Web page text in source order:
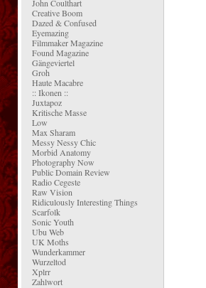
John Coulthart
Creative Boom
Dazed & Confused
Eyemazing
Filmmaker Magazine
Found Magazine
Gängeviertel
Groh
Haute Macabre
:: Ikonen ::
Juxtapoz
Kritische Masse
Low
Max Sharam
Messy Nessy Chic
Morbid Anatomy
Photography Now
Public Domain Review
Radio Cegeste
Raw Vision
Ridiculously Interesting Things
Scarfolk
Sonic Youth
Ubu Web
UK Moths
Wunderkammer
Wurzeltod
Xplrr
Zahlwort